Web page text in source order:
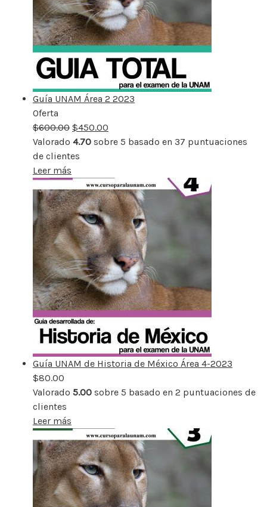
Guía UNAM Área 2 2023
Oferta
rebajado
$600.00 $450.00
Valorado 4.70 sobre 5 basado en 37 puntuaciones
de clientes
Leer más
Guía UNAM de Historia de México Área 4-2023
$80.00
Valorado 5.00 sobre 5 basado en 2 puntuaciones de
clientes
Leer más